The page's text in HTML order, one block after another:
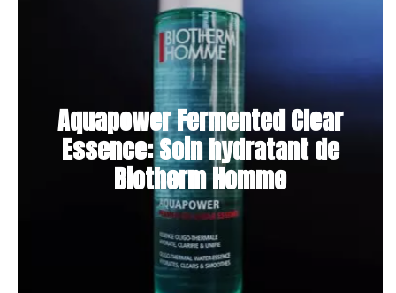
Aquapower Fermented Clear
Essence: Soin hydratant de
Biotherm Homme